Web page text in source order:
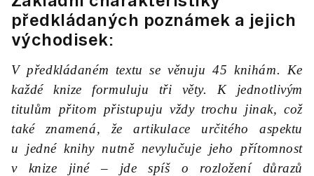
předkládaných poznámek a jejich
východisek:
V předkládaném textu se věnuju 45 knihám. Ke
každé knize formuluju tři věty. K jednotlivým
titulům přitom přistupuju vždy trochu jinak, což
také znamená, že artikulace určitého aspektu
u jedné knihy nutně nevylučuje jeho přítomnost
v knize jiné – jde spíš o rozložení důrazů